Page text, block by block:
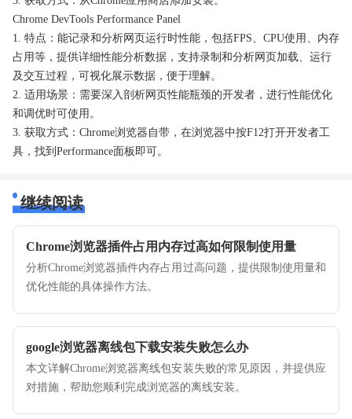
Chrome DevTools Performance Panel
1. 特点：能记录和分析网页运行时性能，包括FPS、CPU使用、内存
占用等，提供详细性能分析数据，支持录制和分析网页加载、运行
及交互过程，可视化展示数据，便于理解。
2. 适用场景：需要深入剖析网页性能瓶颈的开发者，进行性能优化
和调优时可使用。
3. 获取方式：Chrome浏览器自带，在浏览器中按F12打开开发者工
具，找到Performance面板即可。
继续阅读
Chrome浏览器插件占用内存过高如何限制使用量
分析Chrome浏览器插件内存占用过高问题，提供限制使用量和
优化性能的具体操作方法。
google浏览器离线包下载安装失败怎么办
本文详解Chrome浏览器离线包安装失败的常见原因，并提供应
对措施，帮助您顺利完成浏览器的离线安装。